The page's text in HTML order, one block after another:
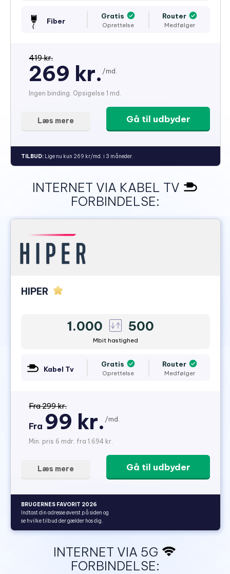
Fiber
Gratis
Oprettelse
Router
Medfølger
419 kr.
269 kr. /md.
Ingen binding. Opsigelse 1 md.
Gå til udbyder
Læs mere
TILBUD: Lige nu kun 269 kr/md. i 3 måneder.
INTERNET VIA KABEL TV
FORBINDELSE:
HIPER
1.000 500
Mbit hastighed
Kabel Tv
Gratis
Oprettelse
Router
Medfølger
Fra 299 kr.
Fra 99 kr. /md.
Min. pris 6 mdr. fra 1.694 kr.
Gå til udbyder
Læs mere
BRUGERNES FAVORIT 2026
Indtast din adresse øverst på siden og
se hvilke tilbud der gælder hos dig.
INTERNET VIA 5G
FORBINDELSE: